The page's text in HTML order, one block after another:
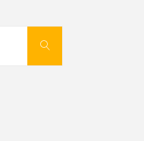
Search